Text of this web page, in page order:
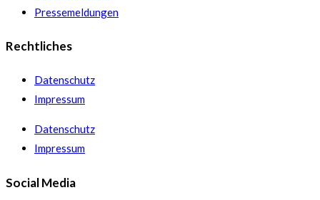
Pressemeldungen
Rechtliches
Datenschutz
Impressum
Datenschutz
Impressum
Social Media